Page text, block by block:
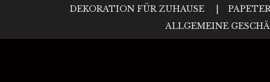
DEKORATION FÜR ZUHAUSE
ALLGEMEINE